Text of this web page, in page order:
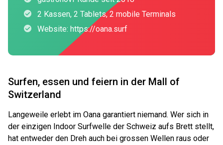
2 Kassen, 2 Tablets, 2 mobile Terminals
Website: https://oana.surf
Surfen, essen und feiern in der Mall of
Switzerland
Langeweile erlebt im Oana garantiert niemand. Wer sich in
der einzigen Indoor Surfwelle der Schweiz aufs Brett stellt,
hat entweder den Dreh auch bei grossen Wellen raus oder